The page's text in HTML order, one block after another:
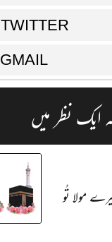
TWITTER
GMAIL
ایک نظر میں
مولا تُو